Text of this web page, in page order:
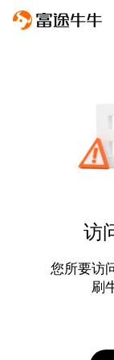
访
您所要访
刷